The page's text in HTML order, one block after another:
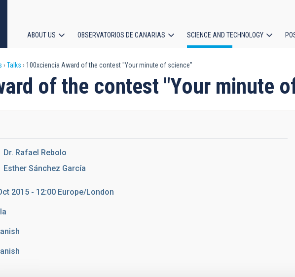
navigation
ABOUT US OBSERVATORIOS DE CANARIAS SCIENCE AND TECHNOLOGY
Talks 100xciencia Award of the contest "Your minute of science"
of the contest "Your minute
Dr. Rafael Rebolo
Esther Sánchez García
2015 - 12:00 Europe/London